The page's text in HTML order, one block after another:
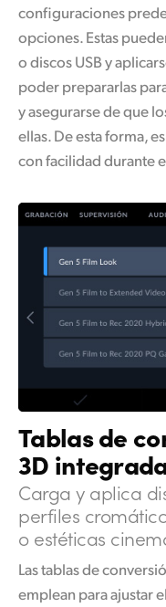
configuraciones
opciones. Estas
o discos USB y
poder prepararlas
y asegurarse de que
ellas. De esta forma,
con facilidad durante
Tablas de
3D
Carga y aplica
perfiles
o estéticas
Las tablas de
emplean para ajustar